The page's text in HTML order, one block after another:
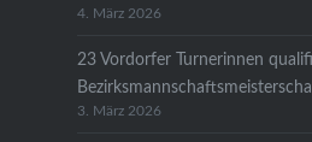
4. März 2026
23 Vordorfer Turnerinnen
3. März 2026